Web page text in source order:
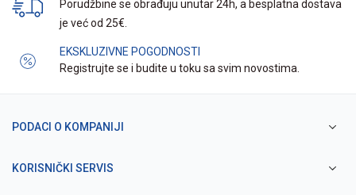
Porudžbine se obrađuju unutar 24h, a besplatna dostava
je već od 25€.
EKSKLUZIVNE POGODNOSTI
Registrujte se i budite u toku sa svim novostima.
PODACI O KOMPANIJI
KORISNIČKI SERVIS